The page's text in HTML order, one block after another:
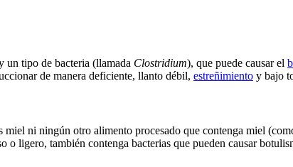
un tipo de bacteria (llamada Clostridium), que puede causar el
de manera deficiente, llanto débil, estreñimiento y bajo
ni ningún otro alimento procesado que contenga miel
ligero, también contenga bacterias que pueden causar